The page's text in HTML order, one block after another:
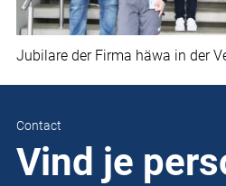
Jubilare der Firma häwa in der
Contact
Vind je